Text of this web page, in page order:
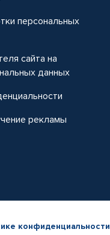
персональных
сайта на
данных
рекламы
конфиденциальности